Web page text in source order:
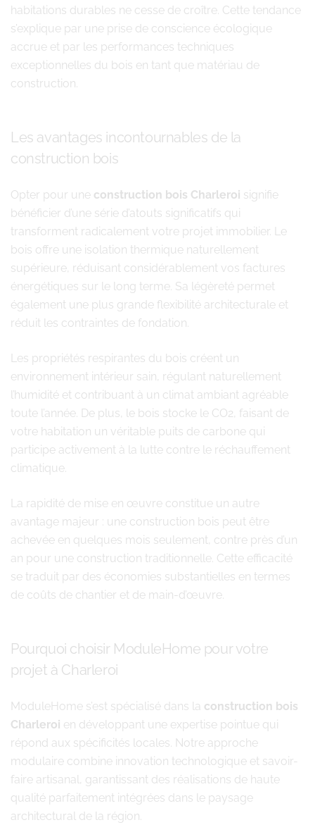
habitations durables ne cesse de croître. Cette tendance
s’explique par une prise de conscience écologique
accrue et par les performances techniques
exceptionnelles du bois en tant que matériau de
construction.
Les avantages incontournables de la
construction bois
Opter pour une construction bois Charleroi signifie
bénéficier d’une série d’atouts significatifs qui
transforment radicalement votre projet immobilier. Le
bois offre une isolation thermique naturellement
supérieure, réduisant considérablement vos factures
énergétiques sur le long terme. Sa légèreté permet
également une plus grande flexibilité architecturale et
réduit les contraintes de fondation.
Les propriétés respirantes du bois créent un
environnement intérieur sain, régulant naturellement
l’humidité et contribuant à un climat ambiant agréable
toute l’année. De plus, le bois stocke le CO2, faisant de
votre habitation un véritable puits de carbone qui
participe activement à la lutte contre le réchauffement
climatique.
La rapidité de mise en œuvre constitue un autre
avantage majeur : une construction bois peut être
achevée en quelques mois seulement, contre près d’un
an pour une construction traditionnelle. Cette efficacité
se traduit par des économies substantielles en termes
de coûts de chantier et de main-d’œuvre.
Pourquoi choisir ModuleHome pour votre
projet à Charleroi
ModuleHome s’est spécialisé dans la construction bois
Charleroi en développant une expertise pointue qui
répond aux spécificités locales. Notre approche
modulaire combine innovation technologique et savoir-
faire artisanal, garantissant des réalisations de haute
qualité parfaitement intégrées dans le paysage
architectural de la région.